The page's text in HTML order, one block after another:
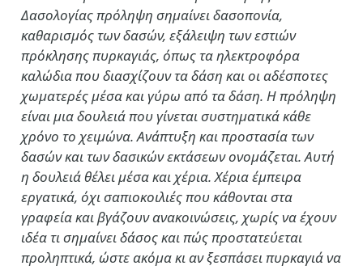
Δασολογίας πρόληψη σημαίνει δασοπονία,
καθαρισμός των δασών, εξάλειψη των εστιών
πρόκλησης πυρκαγιάς, όπως τα ηλεκτροφόρα
καλώδια που διασχίζουν τα δάση και οι αδέσποτες
χωματερές μέσα και γύρω από τα δάση. Η πρόληψη
είναι μια δουλειά που γίνεται συστηματικά κάθε
χρόνο το χειμώνα. Ανάπτυξη και προστασία των
δασών και των δασικών εκτάσεων ονομάζεται. Αυτή
η δουλειά θέλει μέσα και χέρια. Χέρια έμπειρα
εργατικά, όχι σαπιοκοιλιές που κάθονται στα
γραφεία και βγάζουν ανακοινώσεις, χωρίς να έχουν
ιδέα τι σημαίνει δάσος και πώς προστατεύεται
προληπτικά, ώστε ακόμα κι αν ξεσπάσει πυρκαγιά να